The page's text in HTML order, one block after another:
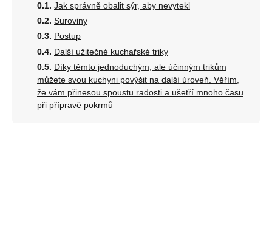
Jak správně obalit sýr, aby nevytekl
Suroviny
Postup
Další užitečné kuchařské triky
Díky těmto jednoduchým, ale účinným trikům
můžete svou kuchyni povýšit na další úroveň. Věřím,
že vám přinesou spoustu radosti a ušetří mnoho času
při přípravě pokrmů